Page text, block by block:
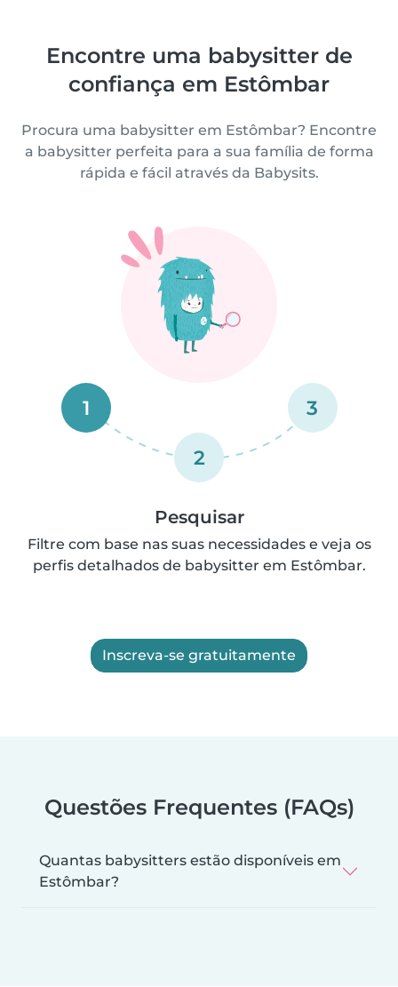
Encontre uma babysitter de
confiança em Estômbar
Procura uma babysitter em Estômbar? Encontre
a babysitter perfeita para a sua família de forma
rápida e fácil através da Babysits.
1
2
3
Pesquisar
Filtre com base nas suas necessidades e veja os
perfis detalhados de babysitter em Estômbar.
Inscreva-se gratuitamente
Questões Frequentes (FAQs)
Quantas babysitters estão disponíveis em
Estômbar?